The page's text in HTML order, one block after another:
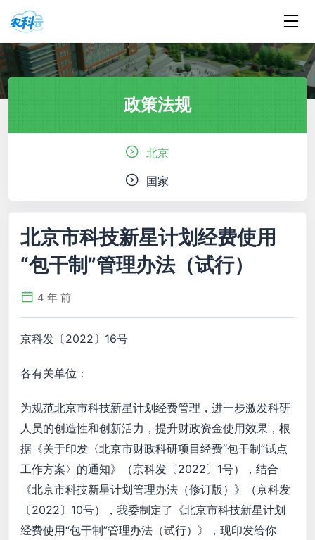
政策法规
北京
国家
北京市科技新星计划经费使用
“包干制”管理办法（试行）
4 年 前
京科发〔2022〕16号
各有关单位：
为规范北京市科技新星计划经费管理，进一步激发科研
人员的创造性和创新活力，提升财政资金使用效果，根
据《关于印发〈北京市财政科研项目经费“包干制”试点
工作方案〉的通知》（京科发〔2022〕1号），结合
《北京市科技新星计划管理办法（修订版）》（京科发
〔2022〕10号），我委制定了《北京市科技新星计划
经费使用“包干制”管理办法（试行）》，现印发给你